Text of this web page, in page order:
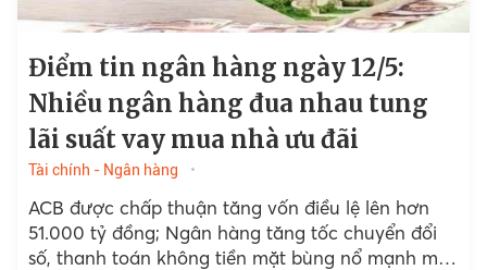
Điểm tin ngân hàng ngày 12/5:
Nhiều ngân hàng đua nhau tung
lãi suất vay mua nhà ưu đãi
Tài chính - Ngân hàng
ACB được chấp thuận tăng vốn điều lệ lên hơn
51.000 tỷ đồng; Ngân hàng tăng tốc chuyển đổi
số, thanh toán không tiền mặt bùng nổ mạnh mẽ;